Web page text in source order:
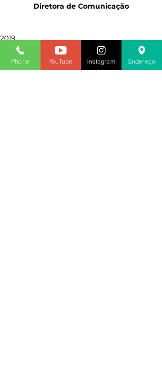
Diretora de Comunicação
2019
Phone YouTube Instagram Endereço